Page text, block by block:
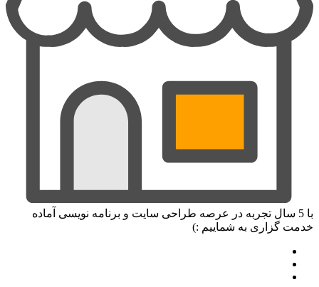
با 5 سال تجربه در عرصه طراحی سایت و برنامه نویسی آماده
خدمت گزاری به شماییم :)